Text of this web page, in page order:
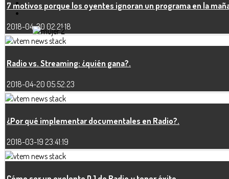
7 motivos porque los oyentes ignoran un programa en la
2018-04-30 02:21:18
Radio vs. Streaming: ¿quién gana?.
2018-04-20 05:52:23
¿Por qué implementar documentales en Radio?.
2018-03-19 23:41:19